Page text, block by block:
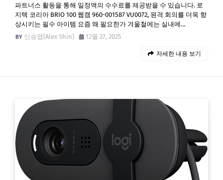
파트너스 활동을 통해 일정액의 수수료를 제공받을 수 있습니다. 로
지텍 코리아 BRIO 100 웹캠 960-001587 VU0072, 원격 회의를 더욱 향
상시키는 필수 아이템 요즘 왜 필요한가 겨울철에는 실내에…
신승엽(Alex Shin)
12월 27, 2025
자세한 내용 보기